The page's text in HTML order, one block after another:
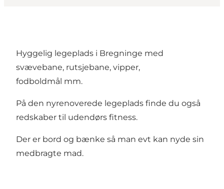
Hyggelig legeplads i Bregninge med
svævebane, rutsjebane, vipper,
fodboldmål mm.
På den nyrenoverede legeplads finde du også
redskaber til udendørs fitness.
Der er bord og bænke så man evt kan nyde sin
medbragte mad.